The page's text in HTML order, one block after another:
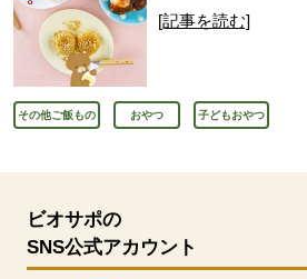
[記事を読む]
その他ご飯もの おやつ 子どもおやつ
ビオサポの
SNS公式アカウント